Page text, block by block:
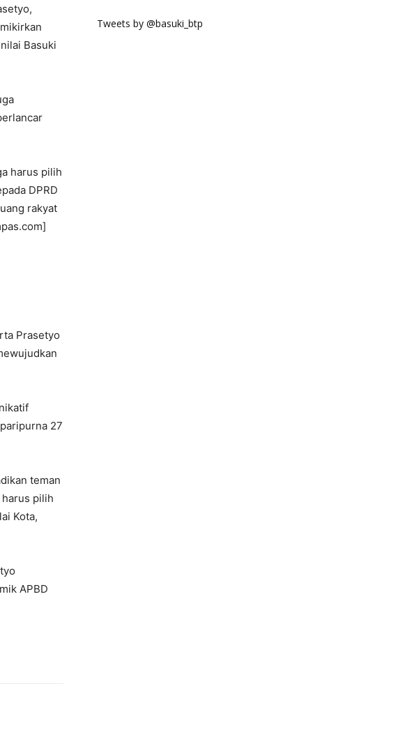
Basuki
harus pilih
DPRD
rakyat
Prasetyo
27
teman
harus pilih
Kota,
APBD
Tweets by @basuki_btp